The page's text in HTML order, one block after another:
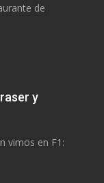
de
y
vimos en F1: